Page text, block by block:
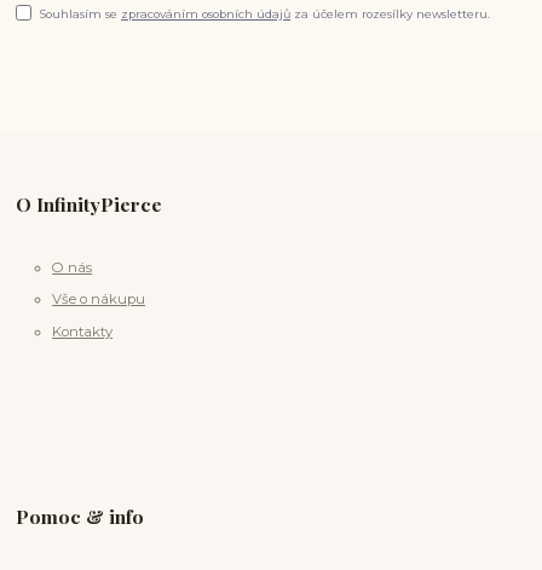
Souhlasím se zpracováním osobních údajů za účelem rozesílky newsletteru.
O InfinityPierce
O nás
Vše o nákupu
Kontakty
Pomoc & info